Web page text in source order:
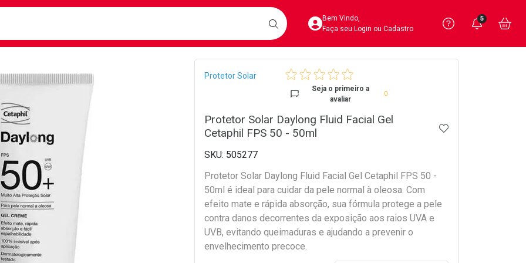
BUSCARAcesse sua Conta
Bem Vindo,
Faça seu Login ou Cadastro
Precisa
Ver Recursos
Você
5
Breadcrumb
Protetor Solar
Seja o primeiro a
avaliar
0
Protetor Solar Daylong Fluid Facial Gel
Cetaphil FPS 50 - 50ml
ADICIONAR AOS
505277
Protetor Solar Daylong Fluid Facial Gel Cetaphil FPS 50 -
50ml é ideal para cuidar da pele normal à oleosa. Com
efeito mate e rápida absorção, sua fórmula protege a pele
contra danos decorrentes da exposição aos raios UVA e
UVB, evitando queimaduras e ajudando a prevenir o
envelhecimento precoce.